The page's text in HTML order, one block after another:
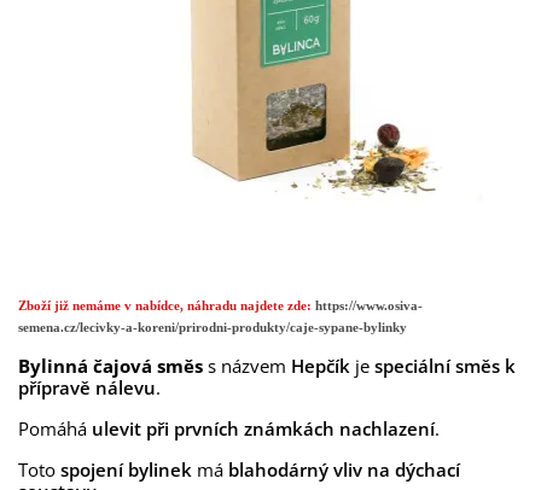
Zboží již nemáme v nabídce, náhradu najdete zde: https://www.osiva-
semena.cz/lecivky-a-koreni/prirodni-produkty/caje-sypane-bylinky
Bylinná čajová směs s názvem Hepčík je speciální směs k
přípravě nálevu.
Pomáhá ulevit při prvních známkách nachlazení.
Toto spojení bylinek má blahodárný vliv na dýchací